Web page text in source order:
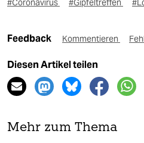
#Coronavirus #Gipfeltreffen
Feedback Kommentieren
Diesen Artikel teilen
Mehr zum Thema